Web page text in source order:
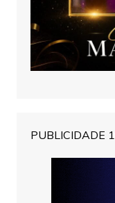
PUBLICIDADE